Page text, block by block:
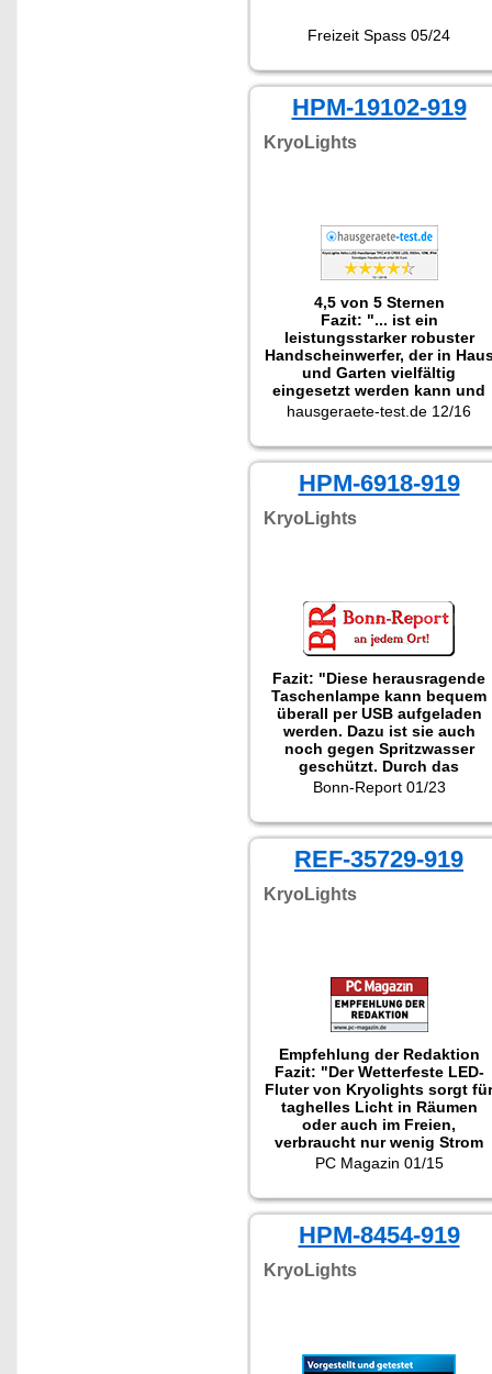
Freizeit Spass 05/24
HPM-19102-919
KryoLights
4,5 von 5 Sternen
Fazit: "... ist ein
leistungsstarker robuster
Handscheinwerfer, der in
und Garten vielfältig
eingesetzt werden kann und
auch Ideal für
anspruchsvollere Outdoor-
Einsätze ist."
hausgeraete-test.de 12/16
HPM-6918-919
KryoLights
Fazit: "Diese herausragende
Taschenlampe kann bequem
überall per USB aufgeladen
werden. Dazu ist sie auch
noch gegen Spritzwasser
geschützt. Durch das
maßgeschneiderte Licht mit
zwei Helligkeitsstufen haben
Sie bei jeder Gelegenheit die
perfekte Beleuchtung.
Fokussieren Sie den
Lichtkegel ganz nach Ihrem
Bedarf - für optimale
Leuchtweite und
Bonn-Report 01/23
REF-35729-919
KryoLights
Empfehlung der Redaktion
Fazit: "Der Wetterfeste LED-
Fluter von Kryolights sorgt für
taghelles Licht in Räumen
oder auch im Freien,
verbraucht nur wenig Strom
und ist dank einer Kabellänge
von 20 Metern nahezu überall
einsetzbar."
PC Magazin 01/15
HPM-8454-919
KryoLights